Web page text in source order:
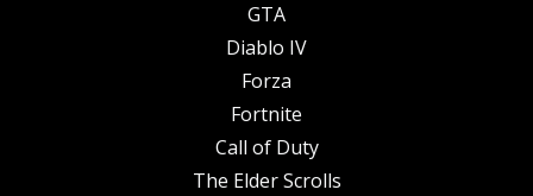
GTA
Diablo IV
Forza
Fortnite
Call of Duty
The Elder Scrolls